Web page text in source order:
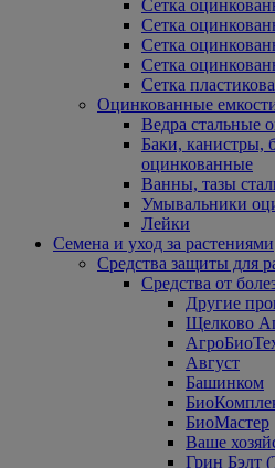
Сетка
Сетка
Сетка
Сетка
Сетка
Оцинкованные
Ведра стальные
Баки, канистры,
оцинкованные
Ванны, тазы
Умывальники
Лейки
Семена и уход за растениями
Средства защиты для
Средства от
Другие
Щелково
Август
Башинком
БиоМастер
Ваше
Грин Бэлт